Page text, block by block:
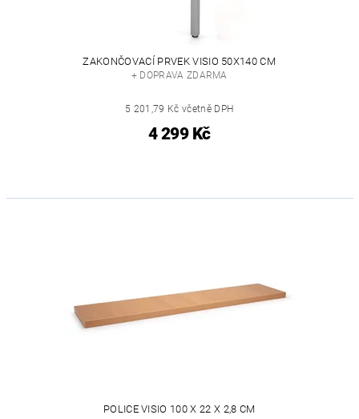
ZAKONČOVACÍ PRVEK VISIO 50X140 CM
+ DOPRAVA ZDARMA
5 201,79 Kč včetně DPH
4 299 Kč
POLICE VISIO 100 X 22 X 2,8 CM